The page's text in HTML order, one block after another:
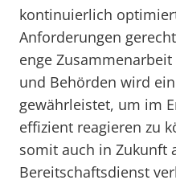
kontinuierlich
Anforderungen
enge
und Behörden wird
gewährleistet, um im
effizient reagieren zu
somit auch in Zukunft
Bereitschaftsdienst